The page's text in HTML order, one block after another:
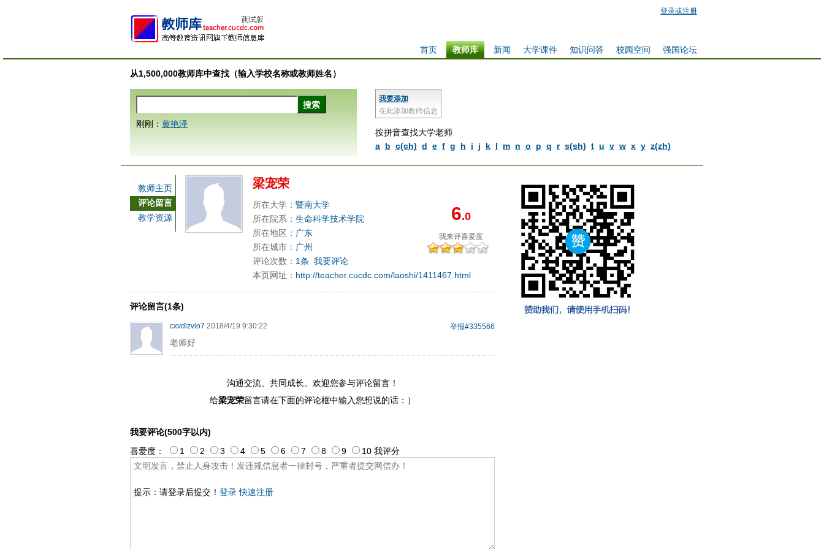
登录或注册
强国论坛
校园空间
知识问答
大学课件
新闻
教师库
首页
从1,500,000教师库中查找（输入学校名称或教师姓名）
我要添加
在此添加教师信息
按拼音查找大学老师
a b c(ch) d e f g h i j k l m n o p q r s(sh) t u v w x y z(zh)
刚刚： 黄艳泽
教师主页
评论留言
教学资源
梁宠荣
6.0
我来评喜爱度
所在大学： 暨南大学
所在院系： 生命科学技术学院
所在地区： 广东
所在城市： 广州
评论次数： 1条 我要评论
本页网址： http://teacher.cucdc.com/laoshi/1411467.html
评论留言(1条)
举报#335566
cxvdlzvlo7 2018/4/19 9:30:22
老师好
沟通交流、共同成长。欢迎您参与评论留言！
给梁宠荣留言请在下面的评论框中输入您想说的话：）
我要评论(500字以内)
提示：请登录后提交！ 登录 快速注册
喜爱度： 1 2 3 4 5 6 7 8 9 10 我评分